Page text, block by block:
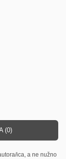
(0)
ica, a ne nužno